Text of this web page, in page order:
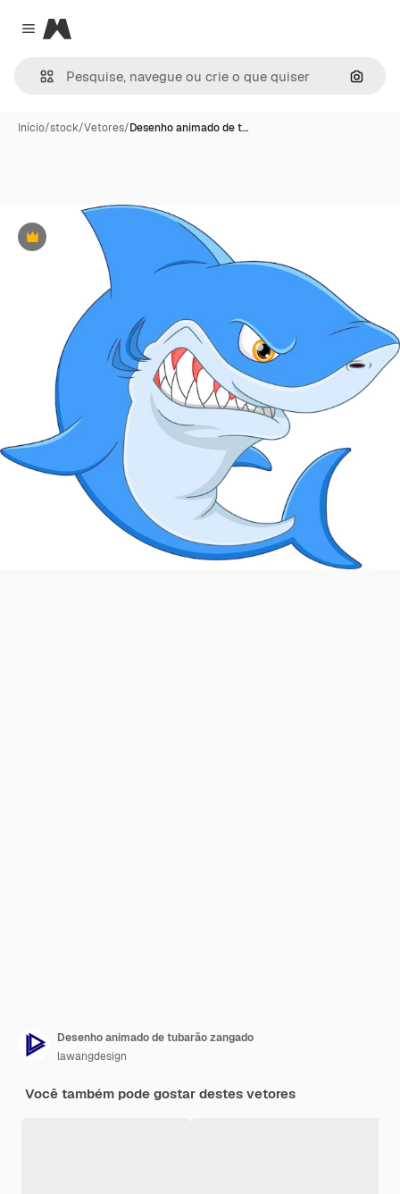
Close menu
Magnific
Início/stock/Vetores/Desenho animado de t…
Premium
Desenho animado de tubarão zangado
lawangdesign
Você também pode gostar destes vetores